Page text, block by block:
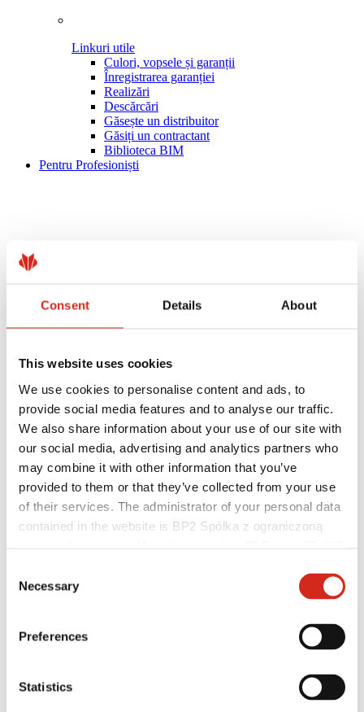
Consent Details About
This website uses cookies
We use cookies to personalise content and ads, to
provide social media features and to analyse our traffic.
We also share information about your use of our site with
our social media, advertising and analytics partners who
may combine it with other information that you’ve
provided to them or that they’ve collected from your use
of their services. The administrator of your personal data
contained in the website is BP2 Spółka z ograniczoną
121387608.
Selection
Necessary
Preferences
Statistics
Linkuri utile
Culori, vopsele și garanții
Înregistrarea garanției
Realizări
Descărcări
Găsește un distribuitor
Găsiți un contractant
Biblioteca BIM
Pentru Profesioniști
eProfil
Descărcări
Oferte marketing
Programul BP2 50:50
Optimizarea Acoperișului – ROOF’R